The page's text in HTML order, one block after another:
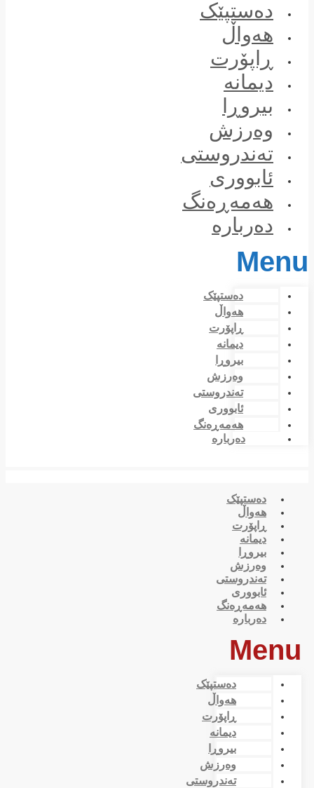
دەستپێک
هەواڵ
ڕاپۆرت
دیمانە
بیروڕا
وەرزش
تەندروستی
ئابووری
هەمەڕەنگ
دەربارە
Menu
دەستپێک
هەواڵ
ڕاپۆرت
دیمانە
بیروڕا
وەرزش
تەندروستی
ئابووری
هەمەڕەنگ
دەربارە
دەستپێک
هەواڵ
ڕاپۆرت
دیمانە
بیروڕا
وەرزش
تەندروستی
ئابووری
هەمەڕەنگ
دەربارە
Menu
دەستپێک
هەواڵ
ڕاپۆرت
دیمانە
بیروڕا
وەرزش
تەندروستی